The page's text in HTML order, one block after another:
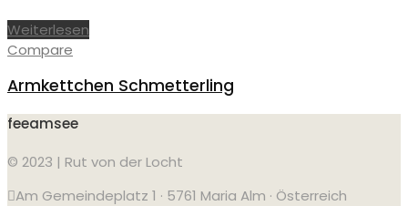
Weiterlesen
Compare
Armkettchen Schmetterling
feeamsee
© 2023 | Rut von der Locht
Am Gemeindeplatz 1 · 5761 Maria Alm · Österreich